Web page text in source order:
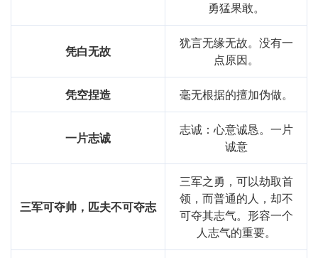
勇猛果敢。
凭白无故
犹言无缘无故。没有一
点原因。
凭空捏造 毫无根据的擅加伪做。
一片志诚
志诚：心意诚恳。一片
诚意
三军可夺帅，匹夫不可夺志
三军之勇，可以劫取首
领，而普通的人，却不
可夺其志气。形容一个
人志气的重要。